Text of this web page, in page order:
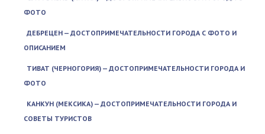
ФОТО
ДЕБРЕЦЕН — ДОСТОПРИМЕЧАТЕЛЬНОСТИ ГОРОДА С ФОТО И
ОПИСАНИЕМ
ТИВАТ (ЧЕРНОГОРИЯ) — ДОСТОПРИМЕЧАТЕЛЬНОСТИ ГОРОДА И
ФОТО
КАНКУН (МЕКСИКА) — ДОСТОПРИМЕЧАТЕЛЬНОСТИ ГОРОДА И
СОВЕТЫ ТУРИСТОВ